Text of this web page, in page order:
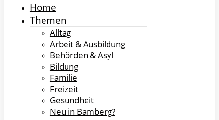
Home
Themen
Alltag
Arbeit & Ausbildung
Behörden & Asyl
Bildung
Familie
Freizeit
Gesundheit
Neu in Bamberg?